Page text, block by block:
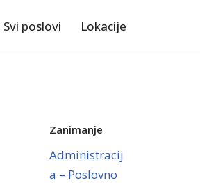
Svi poslovi Lokacije
Zanimanje
Administracij
a – Poslovno